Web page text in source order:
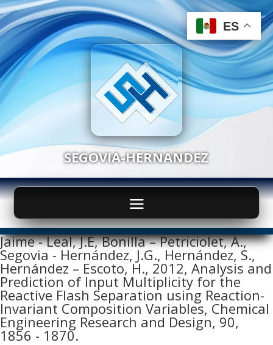
SEGOVIA-HERNANDEZ
Jaime - Leal, J.E, Bonilla – Petriciolet, A.,
Segovia - Hernández, J.G., Hernández, S.,
Hernández – Escoto, H., 2012, Analysis and
Prediction of Input Multiplicity for the
Reactive Flash Separation using Reaction-
Invariant Composition Variables, Chemical
Engineering Research and Design, 90,
1856 - 1870.
ES
ES